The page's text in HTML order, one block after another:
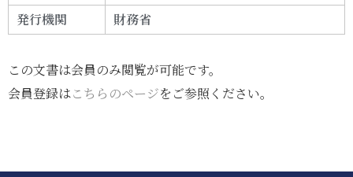
発行機関
財務省
この文書は会員のみ閲覧が可能です。
会員登録はこちらのページをご参照ください。